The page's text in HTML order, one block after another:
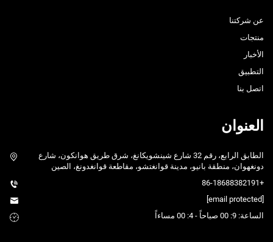
عن شركتنا
منتجات
الأخبار
التطبيق
اتصل بنا
العنوان
الطابق الرابع، رقم 32 شارع شينشويكانغ، شرق طريق هوانكون، شارع
دونغهوان، منطقة بانيو، مدينة قوانغتشو، مقاطعة قوانغدونغ، الصين
+86-18688382191
الساعة: 9: 00 صباحاً - 4: 00 مساءاً